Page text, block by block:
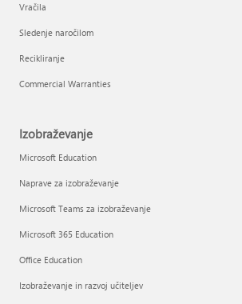
Vračila
Sledenje naročilom
Recikliranje
Commercial Warranties
Izobraževanje
Microsoft Education
Naprave za izobraževanje
Microsoft Teams za izobraževanje
Microsoft 365 Education
Office Education
Izobraževanje in razvoj učiteljev